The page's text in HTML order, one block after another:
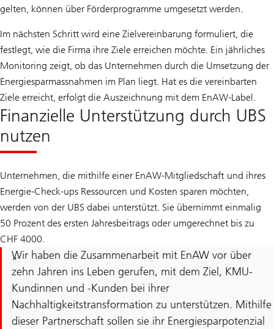
gelten, können über Förderprogramme umgesetzt werden.
Im nächsten Schritt wird eine Zielvereinbarung formuliert, die
festlegt, wie die Firma ihre Ziele erreichen möchte. Ein jährliches
Monitoring zeigt, ob das Unternehmen durch die Umsetzung der
Energiesparmassnahmen im Plan liegt. Hat es die vereinbarten
Ziele erreicht, erfolgt die Auszeichnung mit dem EnAW-Label.
Finanzielle Unterstützung durch UBS
nutzen
Unternehmen, die mithilfe einer EnAW-Mitgliedschaft und ihres
Energie-Check-ups Ressourcen und Kosten sparen möchten,
werden von der UBS dabei unterstützt. Sie übernimmt einmalig
50 Prozent des ersten Jahresbeitrags oder umgerechnet bis zu
CHF 4000.
Wir haben die Zusammenarbeit mit EnAW vor über
zehn Jahren ins Leben gerufen, mit dem Ziel, KMU-
Kundinnen und -Kunden bei ihrer
Nachhaltigkeitstransformation zu unterstützen. Mithilfe
dieser Partnerschaft sollen sie ihr Energiesparpotenzial